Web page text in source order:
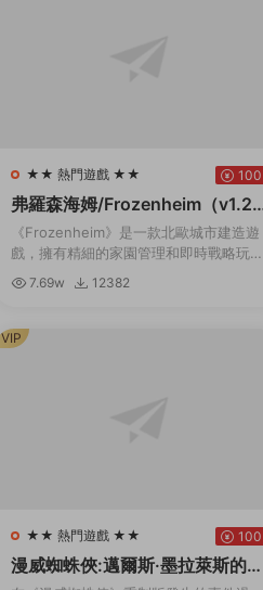
★★ 熱門遊戲 ★★ 100
弗羅森海姆/Frozenheim（v1.2.
0.1）
《Frozenheim》是一款北歐城市建造遊
戲，擁有精細的家園管理和即時戰略玩
各種艱難險阻，跨越季節，年複一年地發
7.69w 12382
★★ 熱門遊戲 ★★ 100
漫威蜘蛛俠:邁爾斯·墨拉萊斯的崛
VIP